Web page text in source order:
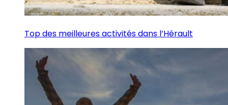
Top des meilleures activités dans l’Hérault